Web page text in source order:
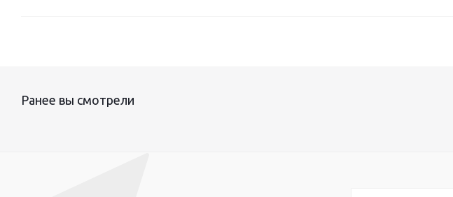
Ранее вы смотрели